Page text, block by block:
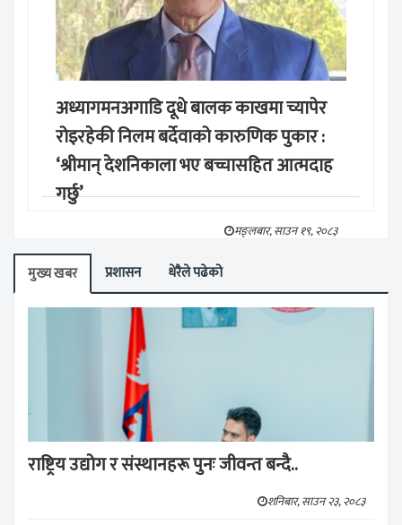
अध्यागमनअगाडि दूधे बालक काखमा च्यापेर
रोइरहेकी निलम बर्देवाको कारुणिक पुकार :
‘श्रीमान् देशनिकाला भए बच्चासहित आत्मदाह
गर्छु’
मङ्लबार, साउन १९, २०८३
मुख्य खबर प्रशासन धेरैले पढेको
राष्ट्रिय उद्योग र संस्थानहरू पुनः जीवन्त बन्दै..
शनिबार, साउन २३, २०८३